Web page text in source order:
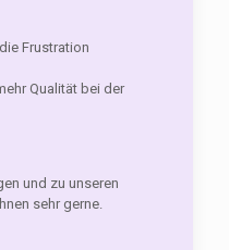
Frustration
Qualität bei der
und zu unseren
sehr gerne.